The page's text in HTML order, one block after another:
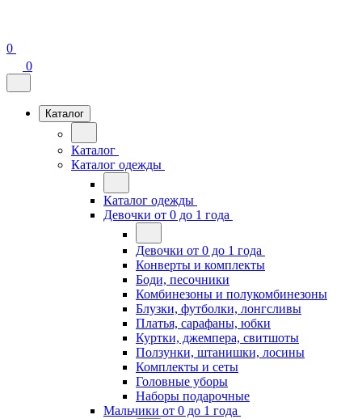
0
0
Каталог
Каталог
Каталог одежды
Каталог одежды
Девочки от 0 до 1 года
Девочки от 0 до 1 года
Конверты и комплекты
Боди, песочники
Комбинезоны и полукомбинезоны
Блузки, футболки, лонгсливы
Платья, сарафаны, юбки
Куртки, джемпера, свитшоты
Ползунки, штанишки, лосины
Комплекты и сеты
Головные уборы
Наборы подарочные
Мальчики от 0 до 1 года